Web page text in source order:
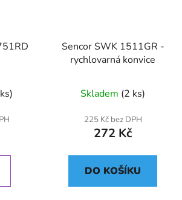
Sencor SWK 1511GR -
rychlovarná konvice
Skladem (2 ks)
225 Kč bez DPH
272 Kč
DO KOŠÍKU